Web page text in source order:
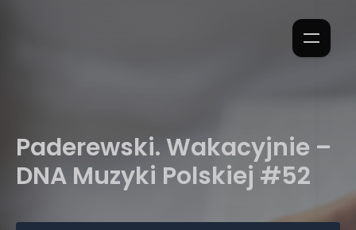
Paderewski. Wakacyjnie –
DNA Muzyki Polskiej #52